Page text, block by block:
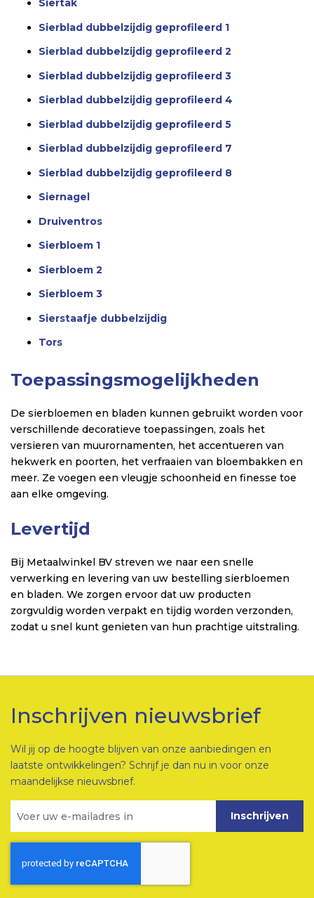
Siertak
Sierblad dubbelzijdig geprofileerd 1
Sierblad dubbelzijdig geprofileerd 2
Sierblad dubbelzijdig geprofileerd 3
Sierblad dubbelzijdig geprofileerd 4
Sierblad dubbelzijdig geprofileerd 5
Sierblad dubbelzijdig geprofileerd 7
Sierblad dubbelzijdig geprofileerd 8
Siernagel
Druiventros
Sierbloem 1
Sierbloem 2
Sierbloem 3
Sierstaafje dubbelzijdig
Tors
Toepassingsmogelijkheden
De sierbloemen en bladen kunnen gebruikt worden voor
verschillende decoratieve toepassingen, zoals het
versieren van muurornamenten, het accentueren van
hekwerk en poorten, het verfraaien van bloembakken en
meer. Ze voegen een vleugje schoonheid en finesse toe
aan elke omgeving.
Levertijd
Bij Metaalwinkel BV streven we naar een snelle
verwerking en levering van uw bestelling sierbloemen
en bladen. We zorgen ervoor dat uw producten
zorgvuldig worden verpakt en tijdig worden verzonden,
zodat u snel kunt genieten van hun prachtige uitstraling.
Inschrijven nieuwsbrief
Wil jij op de hoogte blijven van onze aanbiedingen en
laatste ontwikkelingen? Schrijf je dan nu in voor onze
maandelijkse nieuwsbrief.
Inschrijven